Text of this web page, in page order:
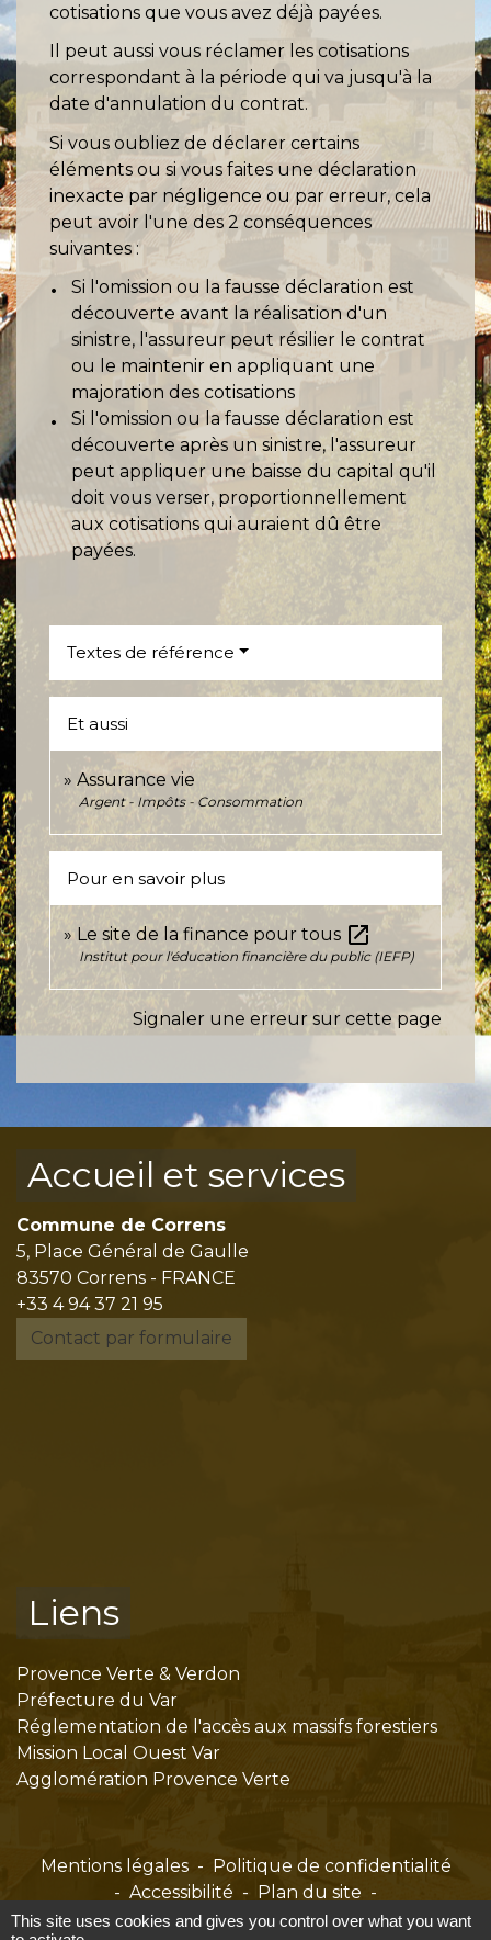
cotisations que vous avez déjà payées.
Il peut aussi vous réclamer les cotisations
correspondant à la période qui va jusqu'à la
date d'annulation du contrat.
Si vous oubliez de déclarer certains
éléments ou si vous faites une déclaration
inexacte par négligence ou par erreur, cela
peut avoir l'une des 2 conséquences
suivantes :
Si l'omission ou la fausse déclaration est
découverte avant la réalisation d'un
sinistre, l'assureur peut résilier le contrat
ou le maintenir en appliquant une
majoration des cotisations
Si l'omission ou la fausse déclaration est
découverte après un sinistre, l'assureur
peut appliquer une baisse du capital qu'il
doit vous verser, proportionnellement
aux cotisations qui auraient dû être
payées.
Textes de référence
Et aussi
Assurance vie
Argent - Impôts - Consommation
Pour en savoir plus
Le site de la finance pour tous open_in_new
Institut pour l'éducation financière du public (IEFP)
Signaler une erreur sur cette page
Accueil et services
Commune de Correns
5, Place Général de Gaulle
83570 Correns - FRANCE
+33 4 94 37 21 95
Contact par formulaire
Liens
Provence Verte & Verdon
Préfecture du Var
Réglementation de l'accès aux massifs forestiers
Mission Local Ouest Var
Agglomération Provence Verte
Mentions légales -
Politique de confidentialité
- Accessibilité - Plan du site -
Gestion des cookies
This site uses cookies and gives you control over what you want